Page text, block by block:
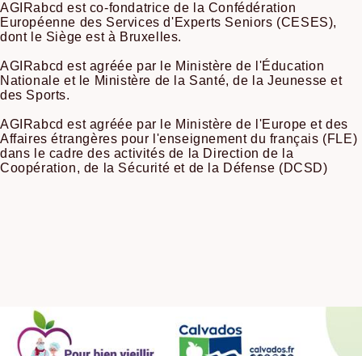
AGIRabcd est co-fondatrice de la Confédération
Européenne des Services d'Experts Seniors (CESES),
dont le Siège est à Bruxelles.
AGIRabcd est agréée par le Ministère de l'Éducation
Nationale et le Ministère de la Santé, de la Jeunesse et
des Sports.
AGIRabcd est agréée par le Ministère de l'Europe et des
Affaires étrangères pour l'enseignement du français (FLE)
dans le cadre des activités de la Direction de la
Coopération, de la Sécurité et de la Défense (DCSD)